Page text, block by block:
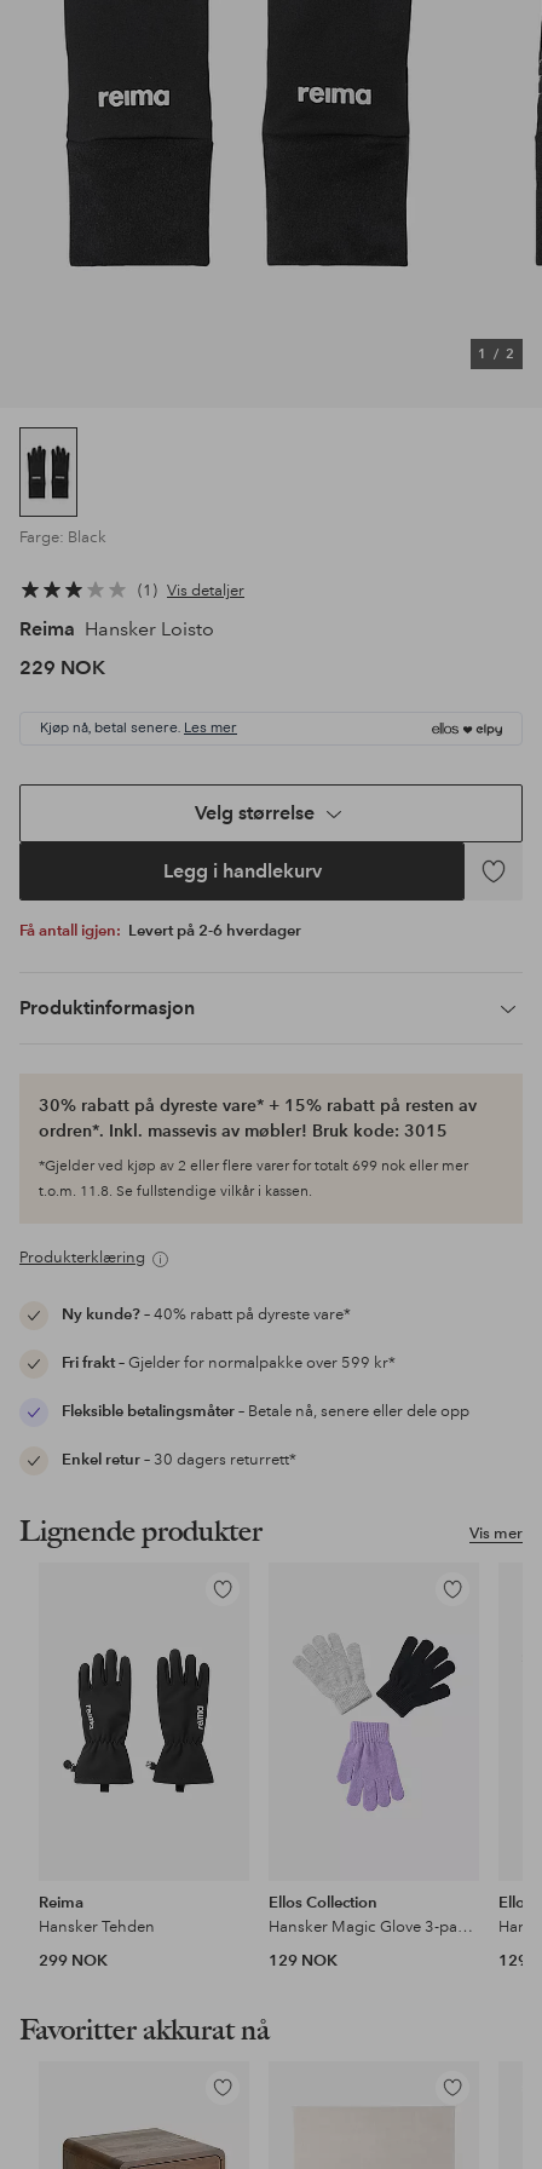
1 / 2
Farge: Black
1 Vis detaljer
Reima Hansker Loisto
229 NOK
Kjøp nå, betal senere. Les mer
Velg størrelse
Legg i handlekurv
Legg
Få antall igjen: Levert på 2-6 hverdager
Produktinformasjon
30% rabatt på dyreste vare* + 15% rabatt på resten av
ordren*. Inkl. massevis av møbler! Bruk kode: 3015
*Gjelder ved kjøp av 2 eller flere varer for totalt 699 nok eller mer
t.o.m. 11.8. Se fullstendige vilkår i kassen.
Produkterklæring
Ny kunde?– 40% rabatt på dyreste vare*
Fri frakt– Gjelder for normalpakke over 599 kr*
Fleksible betalingsmåter– Betale nå, senere eller dele opp
Enkel retur– 30 dagers returrett*
Vis mer
Lignende produkter
Legg
Reima
Hansker Tehden
299 NOK
Legg
favoritter
Ellos Collection
Hansker Magic Glove 3-pakning
129 NOK
Ellos
129
Favoritter akkurat nå
Legg
favoritter
Legg